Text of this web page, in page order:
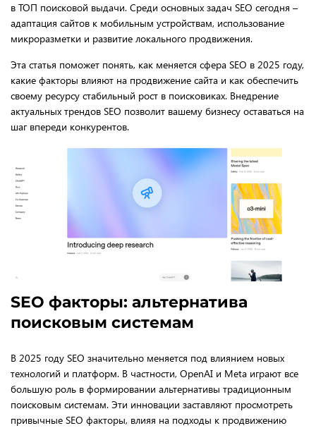
в ТОП поисковой выдачи. Среди основных задач SEO сегодня –
адаптация сайтов к мобильным устройствам, использование
микроразметки и развитие локального продвижения.
Эта статья поможет понять, как меняется сфера SEO в 2025 году,
какие факторы влияют на продвижение сайта и как обеспечить
своему ресурсу стабильный рост в поисковиках. Внедрение
актуальных трендов SEO позволит вашему бизнесу оставаться на
шаг впереди конкурентов.
SEO факторы: альтернатива
поисковым системам
В 2025 году SEO значительно меняется под влиянием новых
технологий и платформ. В частности, OpenAI и Meta играют все
большую роль в формировании альтернативы традиционным
поисковым системам. Эти инновации заставляют просмотреть
привычные SEO факторы, влияя на подходы к продвижению